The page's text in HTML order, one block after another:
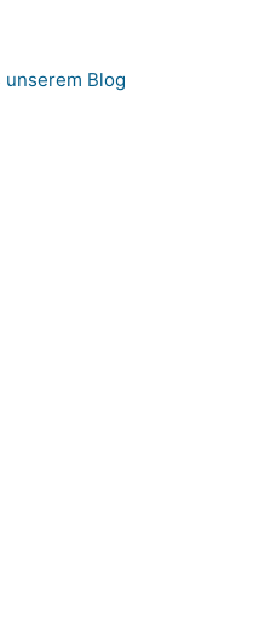
unserem Blog